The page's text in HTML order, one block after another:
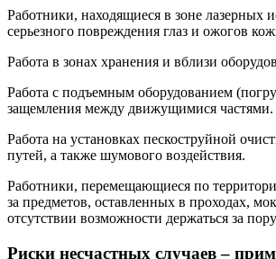
Работники, находящиеся в зоне лазерных
серьезного повреждения глаз и ожогов
Работа в зонах хранения и вблизи
Работа с подъемным оборудованием
защемления между движущимися частями.
Работа на установках пескоструйной
путей, а также шумового воздействия.
Работники, перемещающиеся по
за предметов, оставленных в проходах,
отсутствии возможности держаться за
Риски несчастных случаев –